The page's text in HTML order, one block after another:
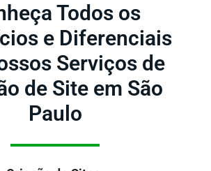
Todos os
e Diferenciais
Serviços de
de Site em São
Paulo